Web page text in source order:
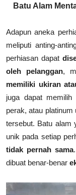
Batu Alam
Adapun aneka
meliputi anting-
perhiasan dapat
oleh pelanggan,
memiliki ukiran
juga dapat
perak, atau
tersebut. Batu alam
unik pada setiap
tidak pernah sama
dibuat benar-benar